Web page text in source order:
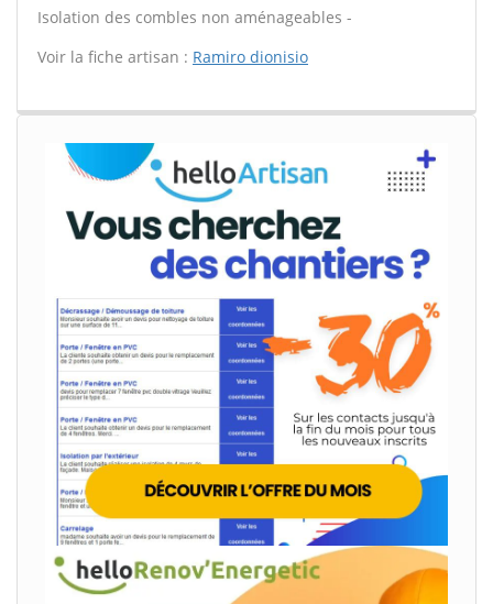
Isolation des combles non aménageables -
Voir la fiche artisan : Ramiro dionisio